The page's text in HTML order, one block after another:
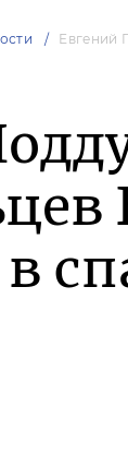
Евгений